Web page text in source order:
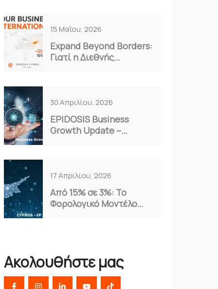
15 Μαΐου, 2026
Expand Beyond Borders:
Γιατί η Διεθνής
30 Απριλίου, 2026
EPIDOSIS Business
Growth Update –
17 Απριλίου, 2026
Από 15% σε 3%: Το
Φορολογικό Μοντέλο
Ακολουθήστε μας
F I L Y T